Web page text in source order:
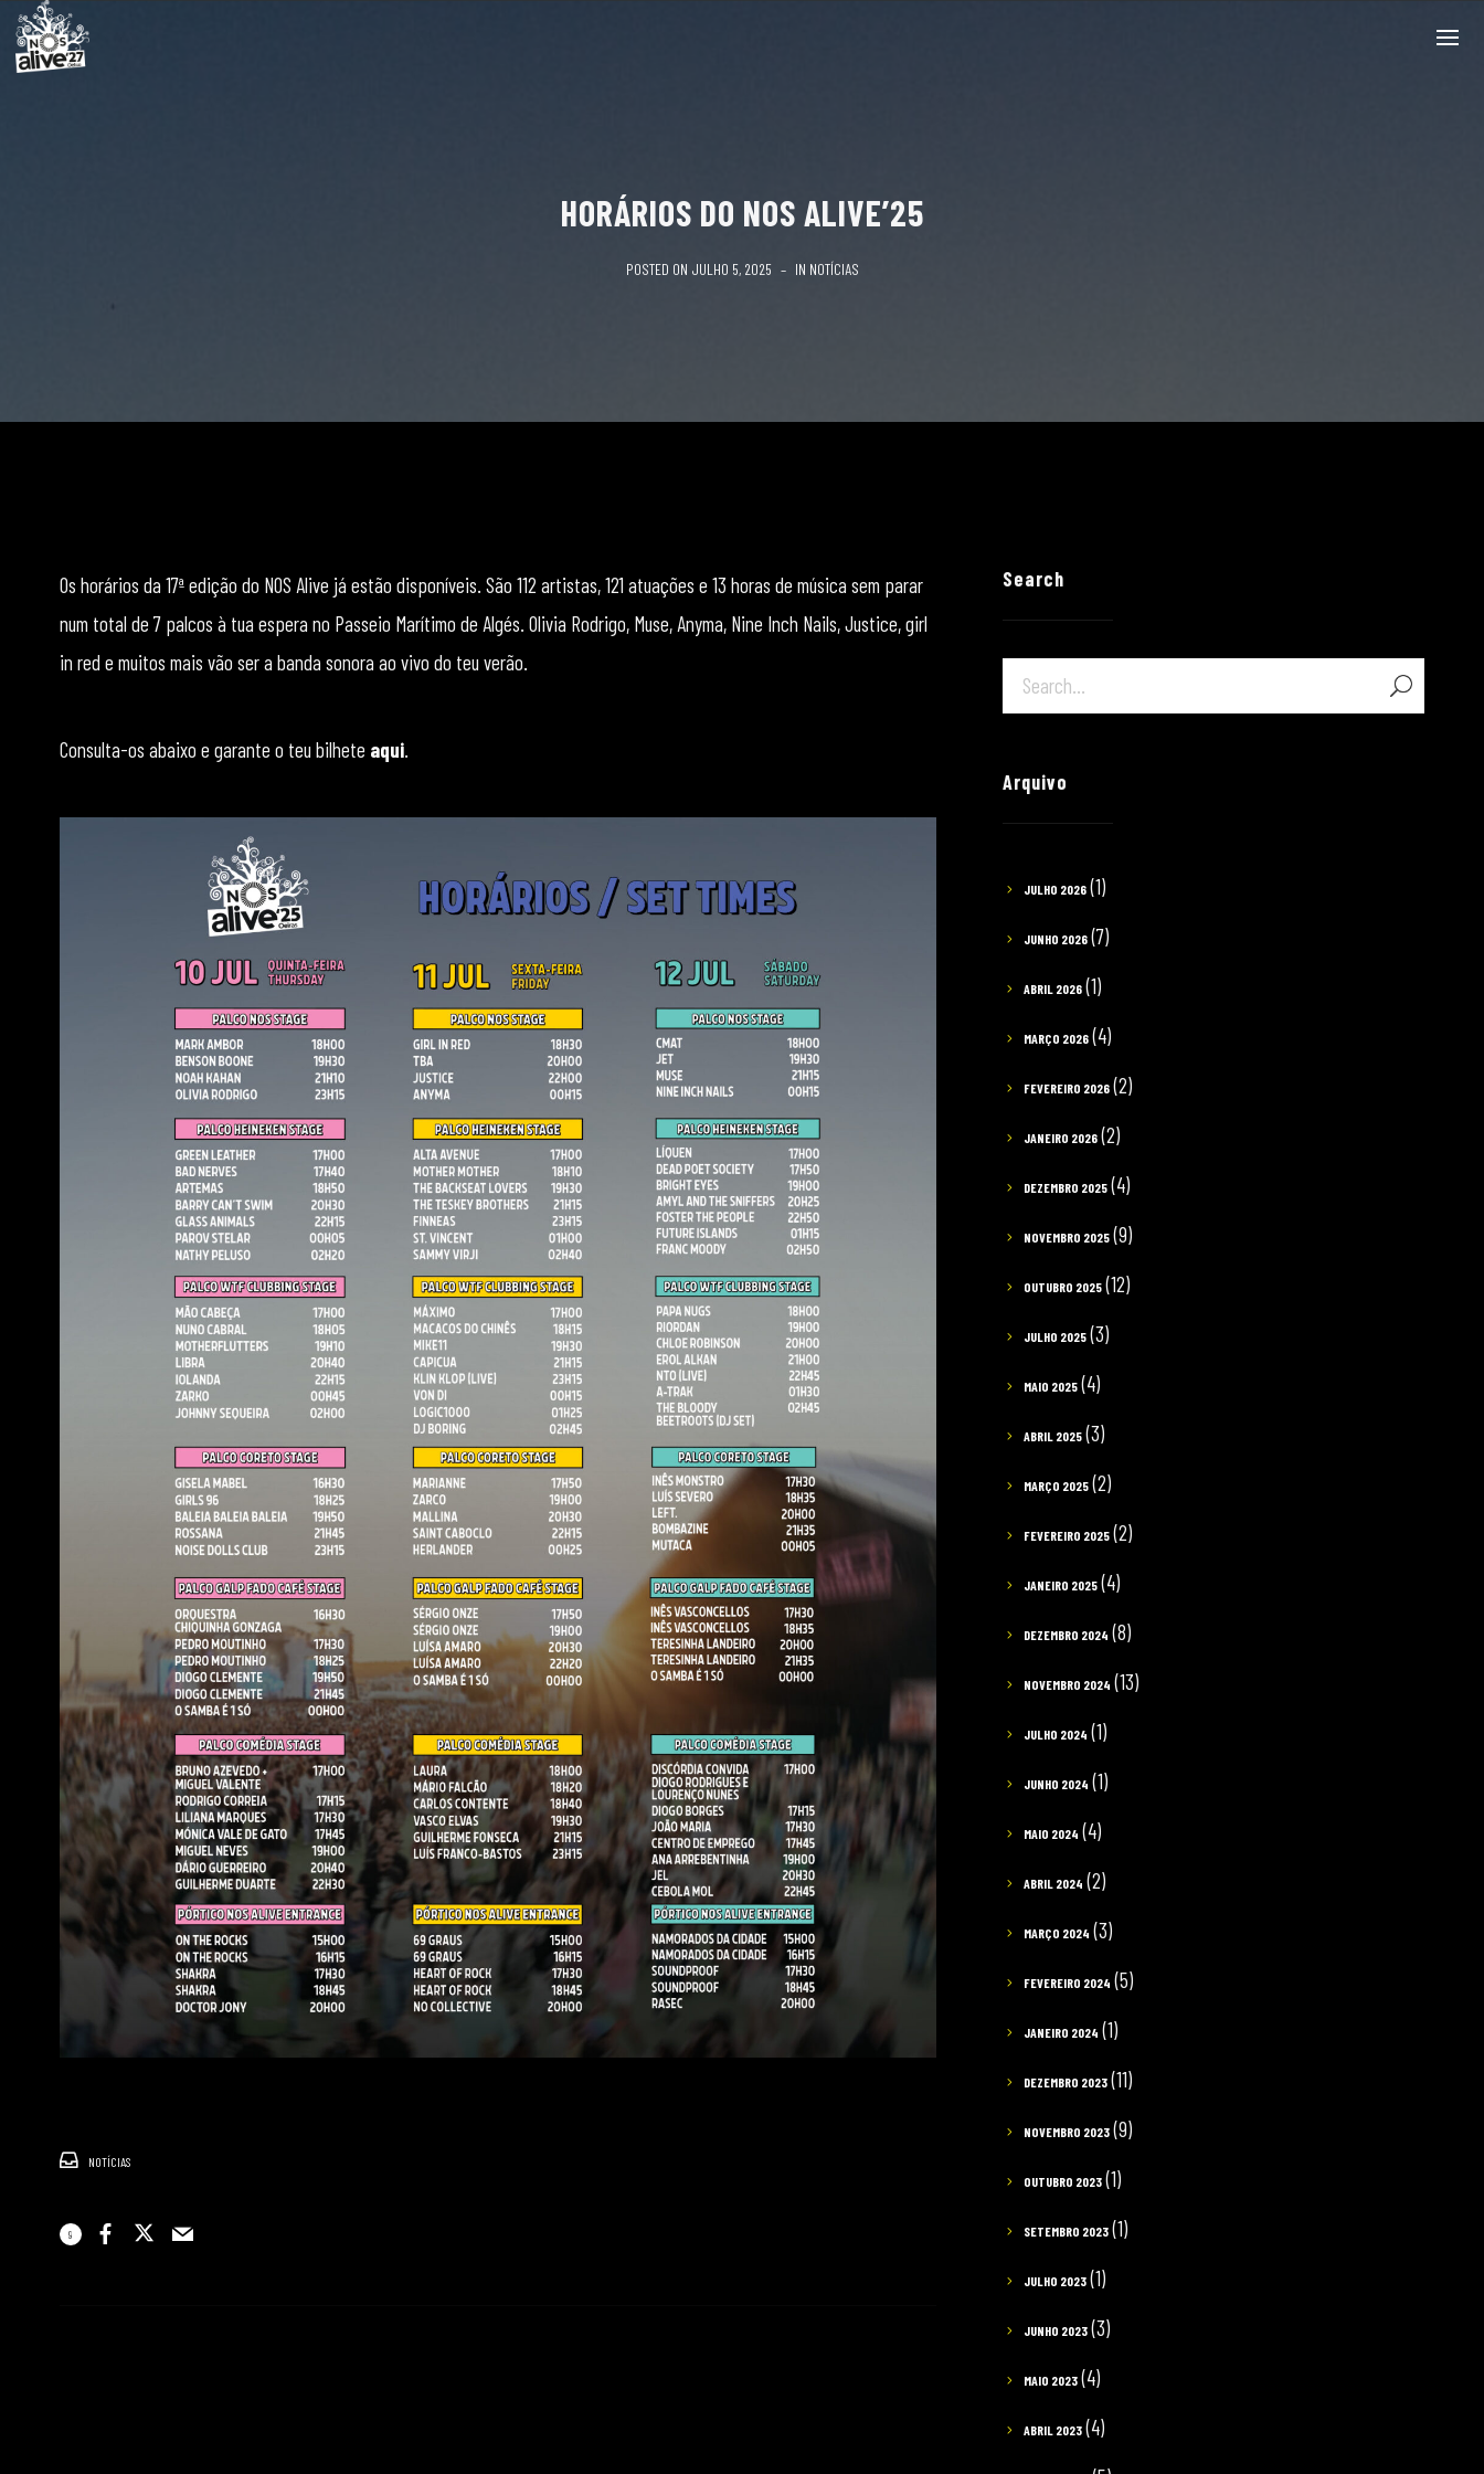
HORÁRIOS DO NOS ALIVE’25
POSTED ON JULHO 5, 2025 IN NOTÍCIAS
Os horários da 17ª edição do NOS Alive já estão disponíveis. São 112 artistas, 121 atuações e 13 horas de música sem parar
num total de 7 palcos à tua espera no Passeio Marítimo de Algés. Olivia Rodrigo, Muse, Anyma, Nine Inch Nails, Justice, girl
in red e muitos mais vão ser a banda sonora ao vivo do teu verão.
Consulta-os abaixo e garante o teu bilhete aqui.
NOTÍCIAS
9
Search
Arquivo
JULHO 2026 (1)
JUNHO 2026 (7)
ABRIL 2026 (1)
MARÇO 2026 (4)
FEVEREIRO 2026 (2)
JANEIRO 2026 (2)
DEZEMBRO 2025 (4)
NOVEMBRO 2025 (9)
OUTUBRO 2025 (12)
JULHO 2025 (3)
MAIO 2025 (4)
ABRIL 2025 (3)
MARÇO 2025 (2)
FEVEREIRO 2025 (2)
JANEIRO 2025 (4)
DEZEMBRO 2024 (8)
NOVEMBRO 2024 (13)
JULHO 2024 (1)
JUNHO 2024 (1)
MAIO 2024 (4)
ABRIL 2024 (2)
MARÇO 2024 (3)
FEVEREIRO 2024 (5)
JANEIRO 2024 (1)
DEZEMBRO 2023 (11)
NOVEMBRO 2023 (9)
OUTUBRO 2023 (1)
SETEMBRO 2023 (1)
JULHO 2023 (1)
JUNHO 2023 (3)
MAIO 2023 (4)
ABRIL 2023 (4)